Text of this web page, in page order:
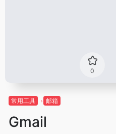
0
常用工具 邮箱
Gmail